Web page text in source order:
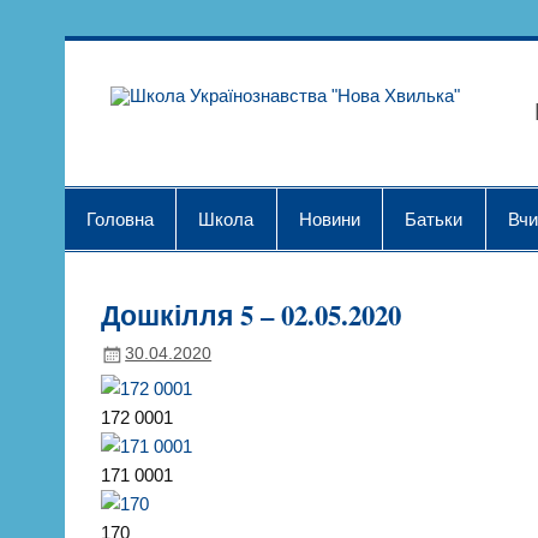
Головна Школа Новини Батьки
Дошкілля 5 – 02.05.2020
30.04.2020
172 0001
171 0001
170